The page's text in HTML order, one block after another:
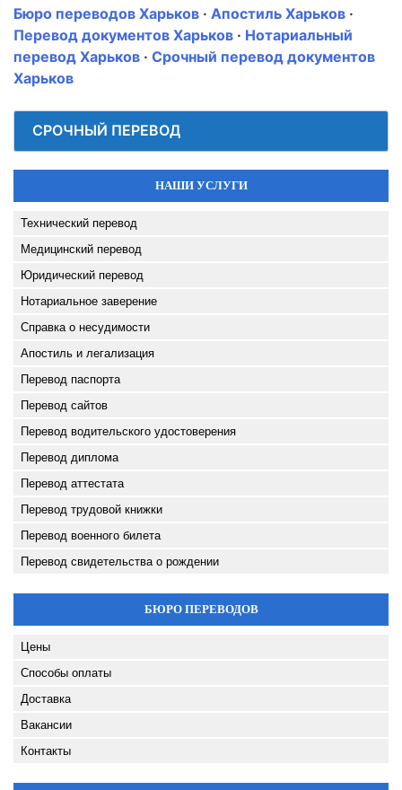
Бюро переводов Харьков · Апостиль Харьков ·
Перевод документов Харьков · Нотариальный
перевод Харьков · Срочный перевод документов
Харьков
СРОЧНЫЙ ПЕРЕВОД
НАШИ УСЛУГИ
Технический перевод
Медицинский перевод
Юридический перевод
Нотариальное заверение
Справка о несудимости
Апостиль и легализация
Перевод паспорта
Перевод сайтов
Перевод водительского удостоверения
Перевод диплома
Перевод аттестата
Перевод трудовой книжки
Перевод военного билета
Перевод свидетельства о рождении
БЮРО ПЕРЕВОДОВ
Цены
Способы оплаты
Доставка
Вакансии
Контакты